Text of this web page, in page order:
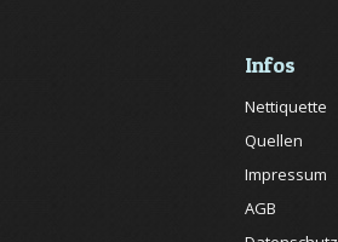
Infos
Nettiquette
Quellen
Impressum
AGB